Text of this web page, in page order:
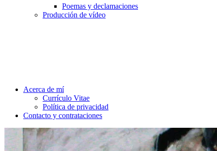
Poemas y declamaciones
Producción de vídeo
Acerca de mí
Currículo Vitae
Política de privacidad
Contacto y contrataciones